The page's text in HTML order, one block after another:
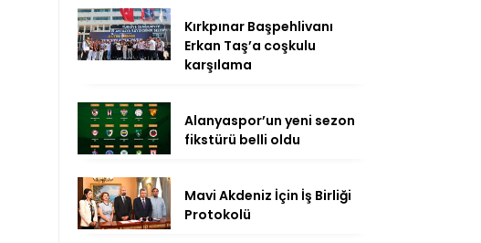
Kırkpınar Başpehlivanı
Erkan Taş’a coşkulu
karşılama
Alanyaspor’un yeni sezon
fikstürü belli oldu
Mavi Akdeniz İçin İş Birliği
Protokolü